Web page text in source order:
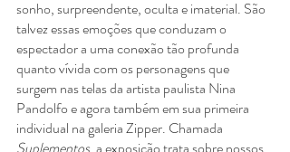
sonho, surpreendente, oculta e imaterial. São
talvez essas emoções que conduzam o
espectador a uma conexão tão profunda
quanto vívida com os personagens que
surgem nas telas da artista paulista Nina
Pandolfo e agora também em sua primeira
individual na galeria Zipper. Chamada